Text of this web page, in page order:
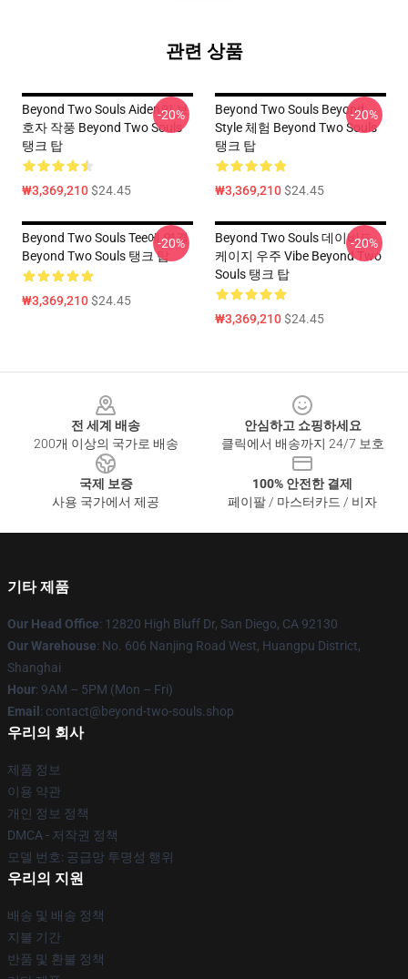
관련 상품
Beyond Two Souls Aiden의 보
호자 작풍 Beyond Two Souls
탱크 탑
₩3,369,210$24.45
-20%
Beyond Two Souls Beyond
Style 체험 Beyond Two Souls
탱크 탑
₩3,369,210$24.45
-20%
Beyond Two Souls Tee에 연결
Beyond Two Souls 탱크 탑
₩3,369,210$24.45
-20%
Beyond Two Souls 데이비드
케이지 우주 Vibe Beyond Two
Souls 탱크 탑
₩3,369,210$24.45
-20%
전 세계 배송
200개 이상의 국가로 배송
안심하고 쇼핑하세요
클릭에서 배송까지 24/7 보호
국제 보증
사용 국가에서 제공
100% 안전한 결제
페이팔 / 마스터카드 / 비자
기타 제품
Our Head Office: 12820 High Bluff Dr, San Diego, CA 92130
Our Warehouse: No. 606 Nanjing Road West, Huangpu District,
Shanghai
Hour: 9AM – 5PM (Mon – Fri)
Email : contact@beyond-two-souls.shop
우리의 회사
제품 정보
이용 약관
개인 정보 정책
DMCA - 저작권 정책
모델 번호: 공급망 투명성 행위
우리의 지원
배송 및 배송 정책
지불 기간
반품 및 환불 정책